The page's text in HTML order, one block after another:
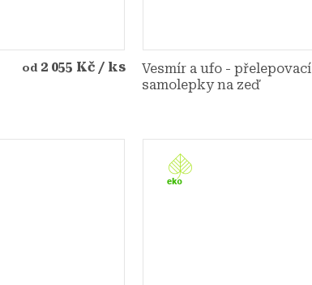
od 2 055 Kč / ks
Vesmír a ufo - přelepovací
samolepky na zeď